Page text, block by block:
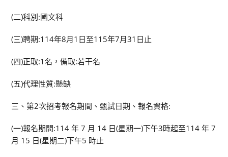
(二)科別:國文科
(三)聘期:114年8月1日至115年7月31日止
(四)正取:1名，備取:若干名
(五)代理性質:懸缺
三、第2次招考報名期間、甄試日期、報名資格:
(一)報名期間:114 年 7 月 14 日(星期一)下午3時起至114 年 7
月 15 日(星期二)下午5 時止